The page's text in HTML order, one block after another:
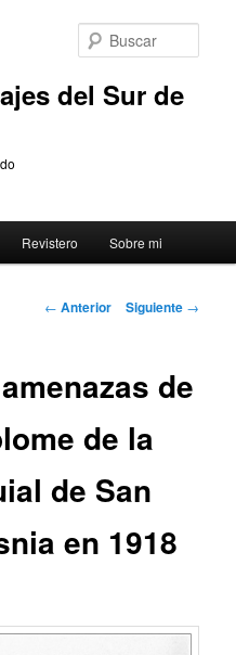
del Sur de
Revistero Sobre mi
Navegación
← Anterior Siguiente →
de
de la
de San
en 1918